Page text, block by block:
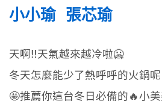
小小瑜 張芯瑜
天啊‼️天氣越來越冷啦🥶
冬天怎麼能少了熱呼呼的火鍋呢
🤩推薦你這台冬日必備的🔥小